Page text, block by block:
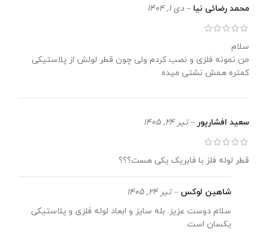
محمد رضائی نیا – دی 1, 1404
سلام
من نمونه فلزی و نصب کردم ولی چون قطر لولش از پلاستیکی
کمتره همش نشتی میده
سعید افشارپور – تیر 24, 1405
قطر لوله فلز با فابریک یکی هست؟؟؟
شاهین لوکس – تیر 24, 1405
سلام دوست عزیز. بله سایز و ابعاد لوله فلزی و پلاستیکی
یکسان است.